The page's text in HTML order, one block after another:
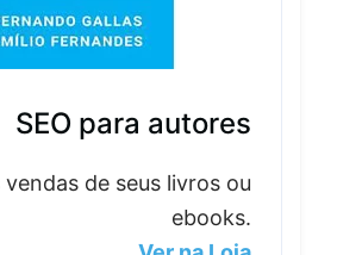
SEO para autores
de seus livros ou
ebooks.